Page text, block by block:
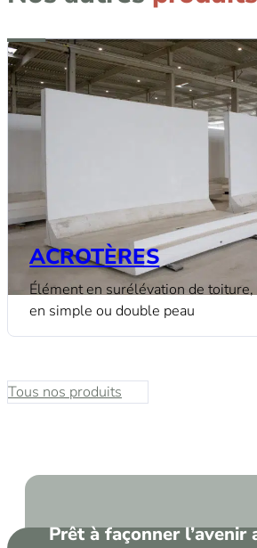
ACROTÈRES
Élément en surélévation de toiture,
en simple ou double peau
Tous nos produits
Prêt à façonner l’avenir